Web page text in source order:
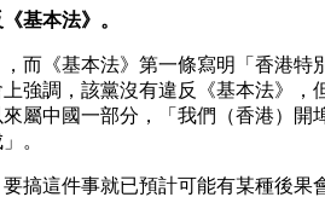
基本法》。
而《基本法》第一條寫明「香港特
強調，該黨沒有違反《基本法》，
屬中國一部分，「我們（香港）開
。
搞這件事就已預計可能有某種後果